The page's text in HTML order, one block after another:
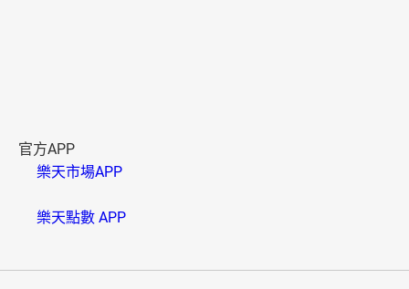
官方APP
樂天市場APP
樂天點數 APP